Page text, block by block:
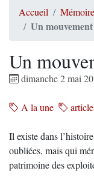
Accueil Mémoire
Un
Un
dimanche 2 mai
A la une
Il existe dans
oubliées, mais qui
patrimoine des